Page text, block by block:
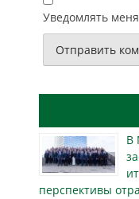
Уведомлять
В
перспективы